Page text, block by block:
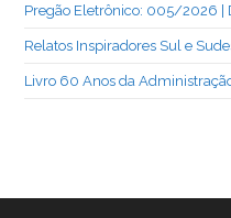
Pregão Eletrônico: 005/2026 |
Relatos Inspiradores Sul e
Livro 60 Anos da